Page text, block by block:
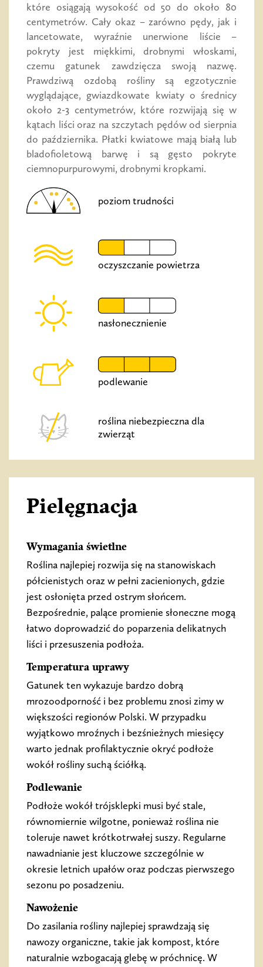
które osiągają wysokość od 50 do około 80
centymetrów. Cały okaz – zarówno pędy, jak i
lancetowate, wyraźnie unerwione liście –
pokryty jest miękkimi, drobnymi włoskami,
czemu gatunek zawdzięcza swoją nazwę.
Prawdziwą ozdobą rośliny są egzotycznie
wyglądające, gwiazdkowate kwiaty o średnicy
około 2-3 centymetrów, które rozwijają się w
kątach liści oraz na szczytach pędów od sierpnia
do października. Płatki kwiatowe mają białą lub
bladofioletową barwę i są gęsto pokryte
ciemnopurpurowymi, drobnymi kropkami.
poziom trudności
oczyszczanie powietrza
nasłonecznienie
podlewanie
roślina niebezpieczna dla
zwierząt
Pielęgnacja
Wymagania świetlne
Roślina najlepiej rozwija się na stanowiskach
półcienistych oraz w pełni zacienionych, gdzie
jest osłonięta przed ostrym słońcem.
Bezpośrednie, palące promienie słoneczne mogą
łatwo doprowadzić do poparzenia delikatnych
liści i przesuszenia podłoża.
Temperatura uprawy
Gatunek ten wykazuje bardzo dobrą
mrozoodporność i bez problemu znosi zimy w
większości regionów Polski. W przypadku
wyjątkowo mroźnych i bezśnieżnych miesięcy
warto jednak profilaktycznie okryć podłoże
wokół rośliny suchą ściółką.
Podlewanie
Podłoże wokół trójsklepki musi być stale,
równomiernie wilgotne, ponieważ roślina nie
toleruje nawet krótkotrwałej suszy. Regularne
nawadnianie jest kluczowe szczególnie w
okresie letnich upałów oraz podczas pierwszego
sezonu po posadzeniu.
Nawożenie
Do zasilania rośliny najlepiej sprawdzają się
nawozy organiczne, takie jak kompost, które
naturalnie wzbogacają glebę w próchnicę. W